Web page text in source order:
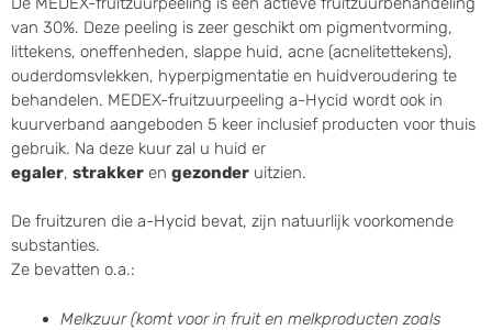
van 30%. Deze peeling is zeer geschikt om pigmentvorming,
littekens, oneffenheden, slappe huid, acne (acnelitettekens),
ouderdomsvlekken, hyperpigmentatie en huidveroudering te
behandelen. MEDEX-fruitzuurpeeling a-Hycid wordt ook in
kuurverband aangeboden 5 keer inclusief producten voor thuis
gebruik. Na deze kuur zal u huid er
egaler, strakker en gezonder uitzien.
De fruitzuren die a-Hycid bevat, zijn natuurlijk voorkomende
substanties.
Ze bevatten o.a.:
Melkzuur (komt voor in fruit en melkproducten zoals